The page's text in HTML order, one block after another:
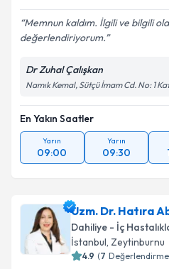
Memnun kaldım. İlgili ve bilgili
değerlendiriyorum.
Dr Zuhal Çalışkan
Namık Kemal, Sütçü İmam Cd. No: 1
En Yakın Saatler
Yarın
09:00
Yarın
09:30
Uzm. Dr. Hatıra
Dahiliye - İç
İstanbul, Zeytinburnu
4.9 (7